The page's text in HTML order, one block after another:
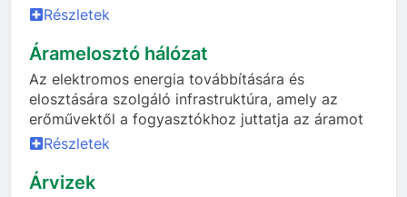
Részletek
Áramelosztó hálózat
Az elektromos energia továbbítására és
elosztására szolgáló infrastruktúra, amely az
erőművektől a fogyasztókhoz juttatja az áramot
Részletek
Árvizek